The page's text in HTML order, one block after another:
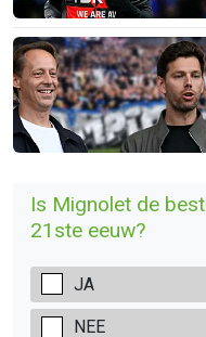
Is Mignolet de
21ste eeuw?
JA
NEE